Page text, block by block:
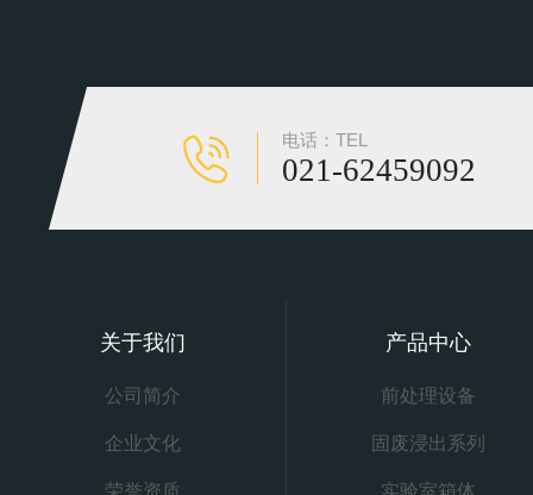
电话：TEL
021-62459092
关于我们
公司简介
企业文化
荣誉资质
产品中心
前处理设备
固废浸出系列
实验室箱体